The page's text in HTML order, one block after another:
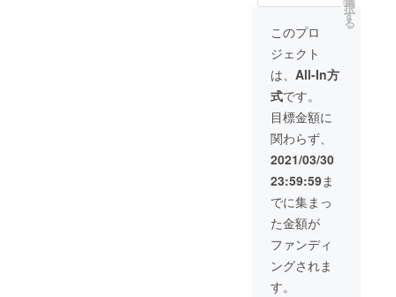
賞を受
Women
of the
World
オフィ
シャル
ホーム
ペー
ジ：
http://w
omenof
theworl
dmusic.
com/ 販
売先＞
音楽セ
ンター
※販売許
可は取
辛！激
には好
評 ⑩モ
レポブ
ラーノ
（鶏肉
のチョ
コソー
ス）メ
キシコ
⑪ココ
ナッツ
カレー
（鶏肉
ココ
ナッ
ツ）マ
レーシ
ア
のスー
フィリ
ピン ⑪
ブラウ
ンズ
クシ
チュー
（具だ
くさん
スー
プ）ア
メリカ
南部
一例で
す。 交
流しま
しょ
う！
容、法
令に違
反する
内容な
どはお
受けで
きませ
ん。 ※
内容等
は購入
者様と
相談 ※
宿泊不
可、個
別での
面談の
場合は
公共の
場でお
択
す
る
このプロ
ジェクト
は、 All-In方
式です。
目標金額に
関わらず、
2021/03/30
23:59:59ま
でに集まっ
た金額が
ファンディ
ングされま
す。